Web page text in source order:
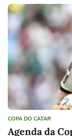
COPA DO CATAR
Agenda da